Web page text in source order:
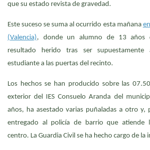
que su estado revista de gravedad.
Este suceso se suma al ocurrido esta mañana
(Valencia), donde un alumno de 13 años
resultado herido tras ser
estudiante a las puertas del recinto.
Los hechos se han producido sobre las
exterior del IES Consuelo Aranda del
años, ha asestado varias puñaladas a otro y,
entregado al policía de barrio que atiende
centro. La Guardia Civil se ha hecho cargo de la